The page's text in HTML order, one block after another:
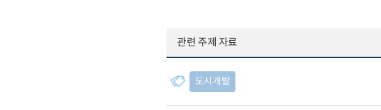
관련 주제 자료
도시개발